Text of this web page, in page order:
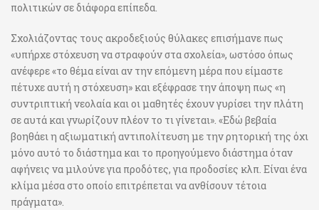
πολιτικών σε διάφορα επίπεδα.
Σχολιάζοντας τους ακροδεξιούς θύλακες επισήμανε πως
«υπήρχε στόχευση να στραφούν στα σχολεία», ωστόσο όπως
ανέφερε «το θέμα είναι αν την επόμενη μέρα που είμαστε
πέτυχε αυτή η στόχευση» και εξέφρασε την άποψη πως «η
συντριπτική νεολαία και οι μαθητές έχουν γυρίσει την πλάτη
σε αυτά και γνωρίζουν πλέον το τι γίνεται». «Εδώ βεβαία
βοηθάει η αξιωματική αντιπολίτευση με την ρητορική της όχι
μόνο αυτό το διάστημα και το προηγούμενο διάστημα όταν
αφήνεις να μιλούνε για προδότες, για προδοσίες κλπ. Είναι ένα
κλίμα μέσα στο οποίο επιτρέπεται να ανθίσουν τέτοια
πράγματα».